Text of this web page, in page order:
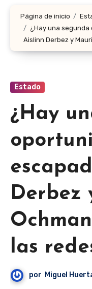
Página de inicio
¿Hay una
Aislinn Derbez y
Estado
¿Hay
Derbez
las
por Miguel